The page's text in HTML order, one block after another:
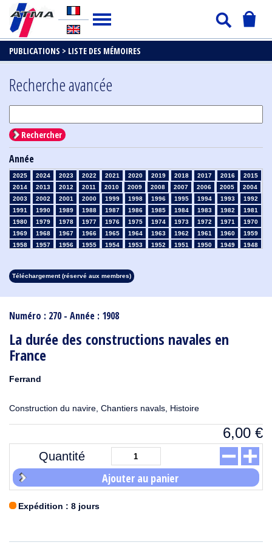
PUBLICATIONS > LISTE DES MÉMOIRES
Numéro : 270 - Année : 1908
La durée des constructions navales en
France
Ferrand
Construction du navire, Chantiers navals, Histoire
6,00 €
Quantité
Ajouter au panier
Expédition : 8 jours
Recherche avancée
Rechercher
Année
2025 2024 2023 2022 2021 2020 2019 2018 2017 2016
2015
2014
2013 2012 2011 2010 2009 2008 2007 2006 2005
2004
2003
2002 2001 2000 1999 1998 1996 1995 1994 1993
1992
1991
1990 1989 1988 1987 1986 1985 1984 1983 1982
1981
1980
1979 1978 1977 1976 1975 1974 1973 1972 1971
1970
1969
1968 1967 1966 1965 1964 1963 1962 1961 1960
1959
1958
1957 1956 1955 1954 1953 1952 1951 1950 1949
1948
1913
1912 1911 1910 1909 1908
Téléchargement (réservé aux membres)